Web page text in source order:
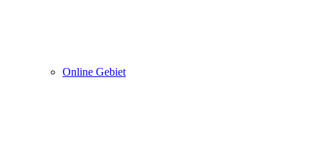
Online Gebiet